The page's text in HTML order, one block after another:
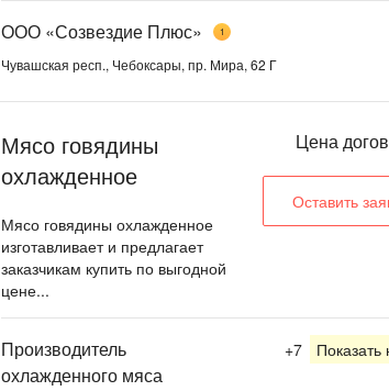
ООО «Созвездие Плюс» 1
Чувашская респ., Чебоксары, пр. Мира, 62 Г
Мясо говядины
охлажденное
Мясо говядины охлажденное
изготавливает и предлагает
заказчикам купить по выгодной
цене...
Цена
Оставить
Производитель
охлажденного мяса
+7